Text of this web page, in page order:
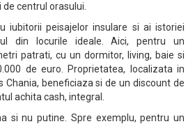
centrul orasului.
iubitorii peisajelor insulare si ai istoriei
din locurile ideale. Aici, pentru un
patrati, cu un dormitor, living, baie si
de euro. Proprietatea, localizata in
Chania, beneficiaza si de un discount de
achita cash, integral.
si nu putine. Spre exemplu, pentru un